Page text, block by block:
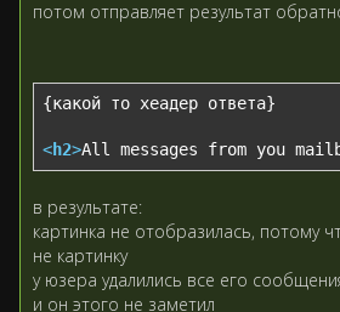
потом отправляет результат
{какой то хеадер ответа}
<h2>All messages from you
в результате:
картинка не отобразилась, потому
не картинку
у юзера удалились все его
и он этого не заметил